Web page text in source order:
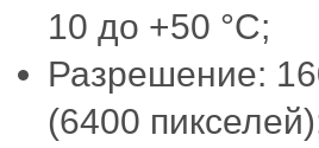
10 до +50 °C;
Разрешение:
(6400